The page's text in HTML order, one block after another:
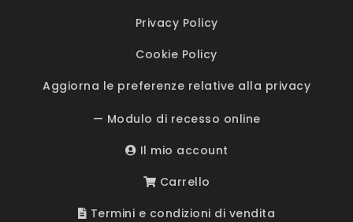
Privacy Policy
Cookie Policy
Aggiorna le preferenze relative alla privacy
— Modulo di recesso online
Il mio account
Carrello
Termini e condizioni di vendita